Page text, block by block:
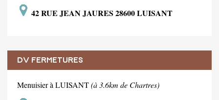
42 RUE JEAN JAURES 28600 LUISANT
DV FERMETURES
Menuisier à LUISANT(à 3.6km de Chartres)